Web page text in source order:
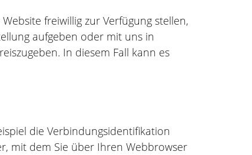
freiwillig zur Verfügung stellen,
aufgeben oder mit uns in
In diesem Fall kann es
die Verbindungsidentifikation
mit dem Sie über Ihren Webbrowser